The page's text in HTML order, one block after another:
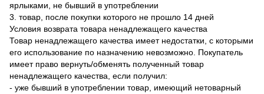
ярлыками, не бывший в употреблении
3. товар, после покупки которого не прошло 14 дней
Условия возврата товара ненадлежащего качества
Товар ненадлежащего качества имеет недостатки, с которыми
его использование по назначению невозможно. Покупатель
имеет право вернуть/обменять полученный товар
ненадлежащего качества, если получил:
- уже бывший в употреблении товар, имеющий нетоварный